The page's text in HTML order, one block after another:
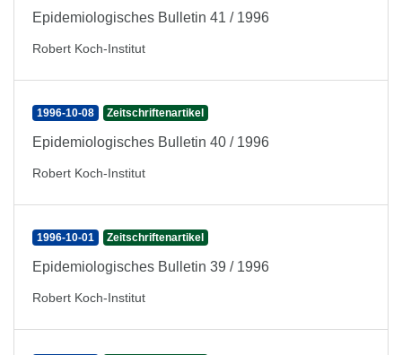
Epidemiologisches Bulletin 41 / 1996
Robert Koch-Institut
1996-10-08 Zeitschriftenartikel
Epidemiologisches Bulletin 40 / 1996
Robert Koch-Institut
1996-10-01 Zeitschriftenartikel
Epidemiologisches Bulletin 39 / 1996
Robert Koch-Institut